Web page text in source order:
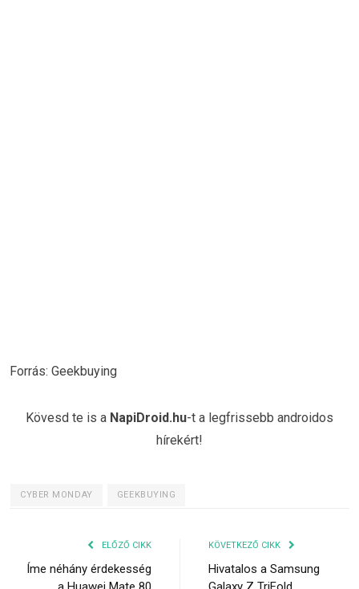
Forrás: Geekbuying
Kövesd te is a NapiDroid.hu-t a legfrissebb androidos
hírekért!
CYBER MONDAY GEEKBUYING
ELŐZŐ CIKK
Íme néhány érdekesség
KÖVETKEZŐ CIKK
Hivatalos a Samsung